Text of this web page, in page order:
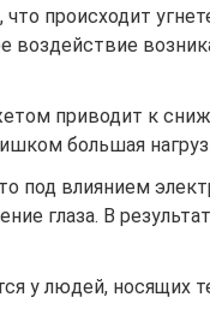
происходит
воздействие
приводит к
большая
под влиянием
глаза. В
у людей, носящих